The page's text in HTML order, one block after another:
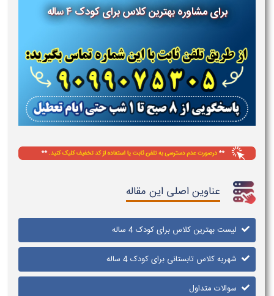
برای مشاورهبهترین کلاس برای کودک ۴ ساله
عناوین اصلی این مقاله
لیست بهترین کلاس برای کودک 4 ساله
شهریه کلاس تابستانی برای کودک 4 ساله
سوالات متداول